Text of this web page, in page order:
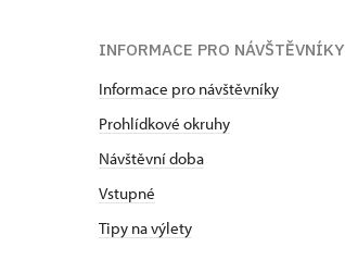
INFORMACE PRO NÁVŠTĚVNÍKY
Informace pro návštěvníky
Prohlídkové okruhy
Návštěvní doba
Vstupné
Tipy na výlety